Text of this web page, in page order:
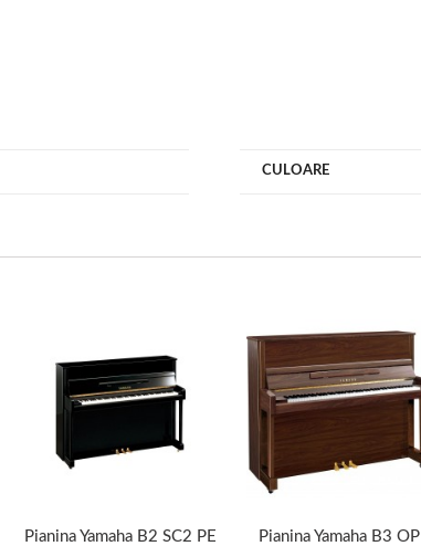
CULOARE
Pianina Yamaha B2 SC2 PE
Pianina Yamaha B3 OP